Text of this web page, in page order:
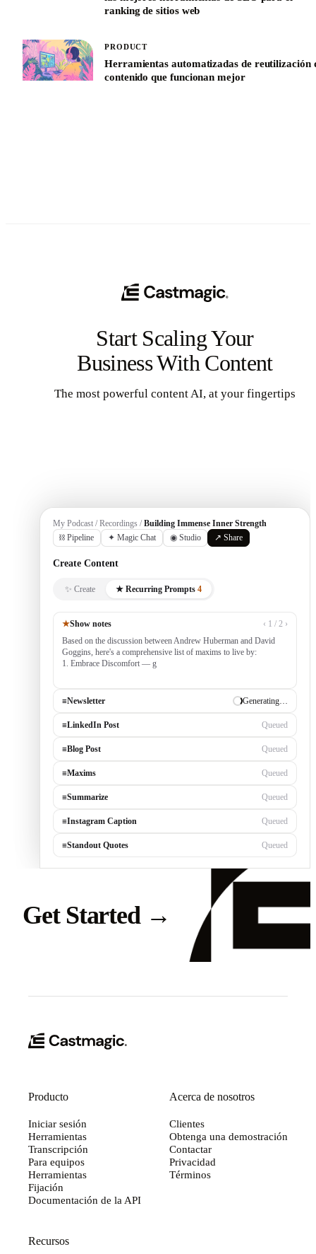
las mejores herramientas de SEO para el
ranking de sitios web
Herramientas automatizadas de reutilización
contenido que funcionan mejor
Start Scaling Your
Business With Content
The most powerful content AI, at your fingertips
My Podcast / Recordings /Building Immense Inner Strength
⛓ Pipeline
✦ Magic Chat ◉ Studio
Create Content
★ Recurring Prompts
★
Based on the discussion between Andrew Huberman and David
Goggins, here's a comprehensive list of maxims to live by:
1. Embrace Discomfort — growth occurs outside your comfort
✓ Draft ready
Generating…
Blog Post Queued
Queued
Queued
Instagram Caption Queued
Standout Quotes Queued
Get Started →
Producto
Iniciar sesión
Herramientas
Transcripción
Para equipos
Herramientas
Fijación
Documentación de la API
Acerca de nosotros
Clientes
Obtenga una demostración
Contactar
Privacidad
Términos
Recursos